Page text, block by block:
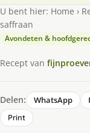
U bent hier: Home ›
saffraan
Avondeten &
Recept van
Delen: WhatsApp
Print